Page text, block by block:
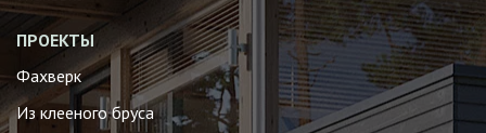
ПРОЕКТЫ
Фахверк
Из клееного бруса